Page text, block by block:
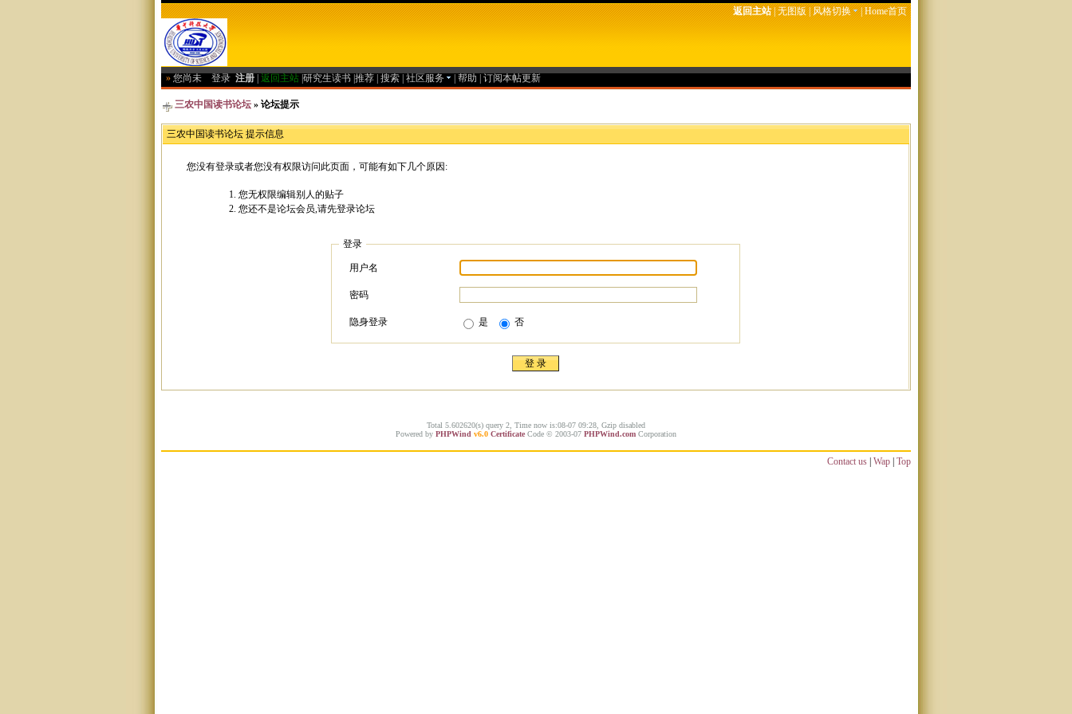
返回主站|无图版|风格切换 |Home首页
» 您尚未 登录 注册 返回主站 研究生读书 推荐 搜索 社区服务 帮助 订阅本帖更新
三农中国读书论坛 » 论坛提示
三农中国读书论坛 提示信息
您没有登录或者您没有权限访问此页面，可能有如下几个原因:
您无权限编辑别人的贴子
您还不是论坛会员,请先登录论坛
登录
用户名
密码
隐身登录 是 否
Total 5.602620(s) query 2, Time now is:08-07 09:28, Gzip disabled
Powered by PHPWind v6.0 Certificate Code © 2003-07 PHPWind.com Corporation
Contact us | Wap | Top